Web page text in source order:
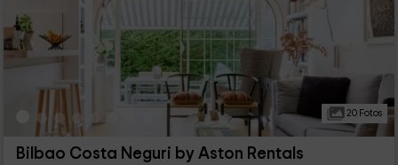
20 Fotos
Bilbao Costa Neguri by Aston Rentals